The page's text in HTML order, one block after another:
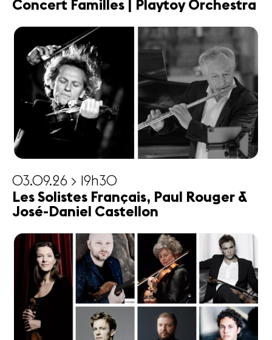
Concert Familles | Playtoy Orchestra
03.09.26 > 19h30
Les Solistes Français, Paul Rouger &
José-Daniel Castellon